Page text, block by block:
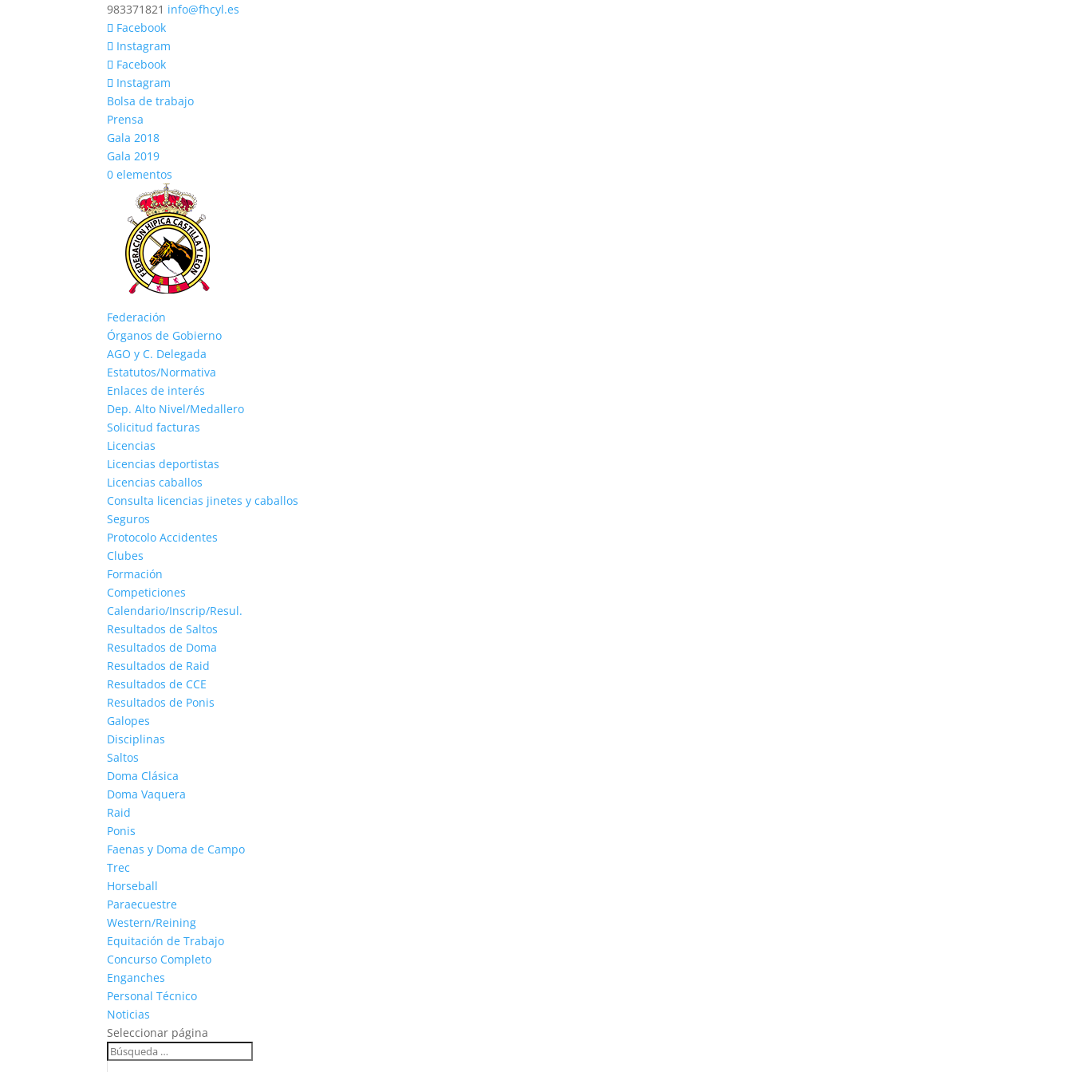
983371821 info@fhcyl.es
Facebook
Instagram
Facebook
Instagram
Bolsa de trabajo
Prensa
Gala 2018
Gala 2019
0 elementos
Federación
Órganos de Gobierno
AGO y C. Delegada
Estatutos/Normativa
Enlaces de interés
Dep. Alto Nivel/Medallero
Solicitud facturas
Licencias
Licencias deportistas
Licencias caballos
Consulta licencias jinetes y caballos
Seguros
Protocolo Accidentes
Clubes
Formación
Competiciones
Calendario/Inscrip/Resul.
Resultados de Saltos
Resultados de Doma
Resultados de Raid
Resultados de CCE
Resultados de Ponis
Galopes
Disciplinas
Saltos
Doma Clásica
Doma Vaquera
Raid
Ponis
Faenas y Doma de Campo
Trec
Horseball
Paraecuestre
Western/Reining
Equitación de Trabajo
Concurso Completo
Enganches
Personal Técnico
Noticias
Seleccionar página